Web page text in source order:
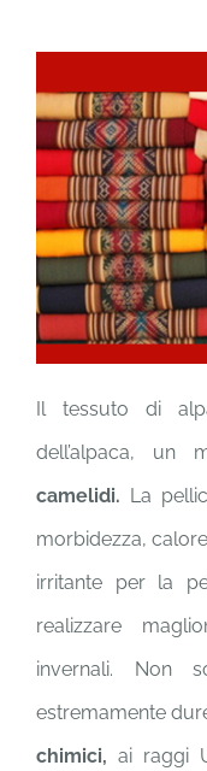
Il tessuto di
dell’alpaca, un
camelidi. La
morbidezza,
irritante per la
realizzare
invernali. Non
estremamente
chimici, ai raggi